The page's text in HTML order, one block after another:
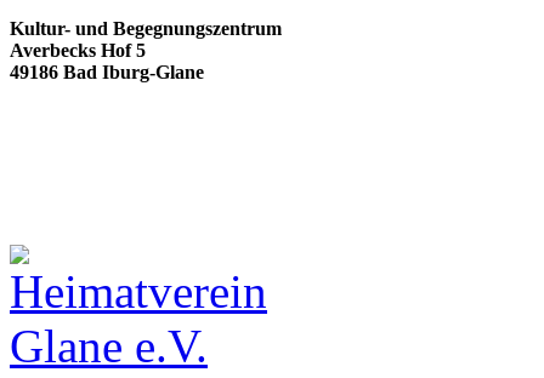
Kultur- und Begegnungszentrum
Averbecks Hof 5
49186 Bad Iburg-Glane